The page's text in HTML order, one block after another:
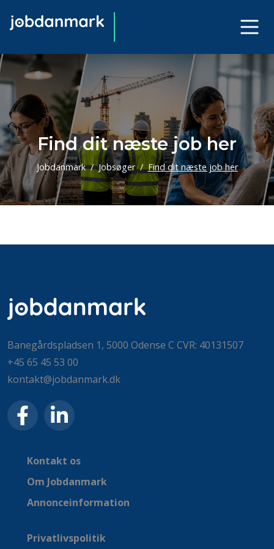
Find dit næste job her
Jobdanmark Jobsøger Find dit næste job her
Banegårdspladsen 1, 5000 Odense C CVR: 40131507
+45 65 45 53 00
kontakt@jobdanmark.dk
Kontakt os
Om Jobdanmark
Annonceinformation
Privatlivspolitik